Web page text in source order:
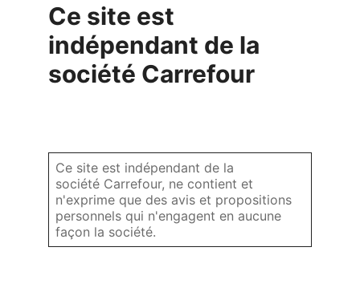
Ce site est
indépendant de la
société Carrefour
Ce site est indépendant de la
société Carrefour, ne contient et
n'exprime que des avis et propositions
personnels qui n'engagent en aucune
façon la société.